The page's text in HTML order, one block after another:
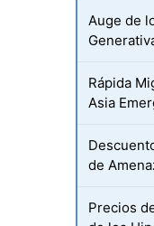
Auge de
Rápida
Asia
de
Precios